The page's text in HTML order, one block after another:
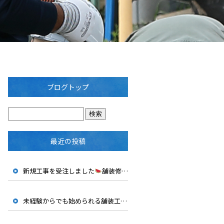
ブログトップ
最近の投稿
新規工事を受注しました 舗装修繕工事（その１）
未経験からでも始められる舗装工事の仕事｜修都の仕事内容を紹介